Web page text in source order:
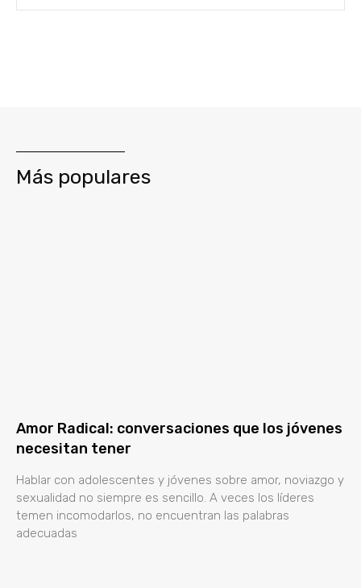
Más populares
Amor Radical: conversaciones que los jóvenes
necesitan tener
Hablar con adolescentes y jóvenes sobre amor, noviazgo y
sexualidad no siempre es sencillo. A veces los líderes
temen incomodarlos, no encuentran las palabras
adecuadas